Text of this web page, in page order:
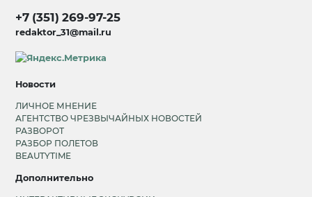
+7 (351) 269-97-25
redaktor_31@mail.ru
Новости
ЛИЧНОЕ МНЕНИЕ
АГЕНТСТВО ЧРЕЗВЫЧАЙНЫХ НОВОСТЕЙ
РАЗВОРОТ
РАЗБОР ПОЛЕТОВ
BEAUTYTIME
Дополнительно